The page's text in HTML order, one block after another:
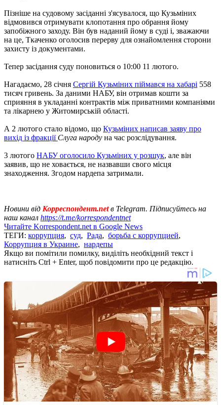
Пізніше на судовому засіданні з'ясувалося, що Кузьміних
відмовився отримувати клопотання про обрання йому
запобіжного заходу. Він був наданий йому в суді і, зважаючи
на це, Ткаченко оголосив перерву для ознайомлення сторони
захисту із документами.
Тепер засідання суду поновиться о 10:00 11 лютого.
Нагадаємо, 28 січня Сергій Кузьміних піймався на хабарі 558
тисяч гривень. За даними НАБУ, він отримав кошти за
сприяння в укладанні контрактів між приватними компаніями
та лікарнею у Житомирській області.
А 2 лютого стало відомо, що Кузьміних написав заяву про
вихід із фракції Слуга народу на час розслідування.
3 лютого НАБУ оголосило Кузьміних у розшук, але він
заявив, що не ховається, не назвавши свого місця
знаходження. Згодом нардепа затримали.
Новини від Корреспондент.netв Telegram. Підписуйтесь на
наш канал https://t.me/korrespondentnet
Читайте Korrespondent.net в Google News
ТЕГИ: коррупция, суд, Рада, борьба с коррупцией,
Коррупция в Украине, нардепы
Якщо ви помітили помилку, виділіть необхідний текст і
натисніть Ctrl + Enter, щоб повідомити про це редакцію.